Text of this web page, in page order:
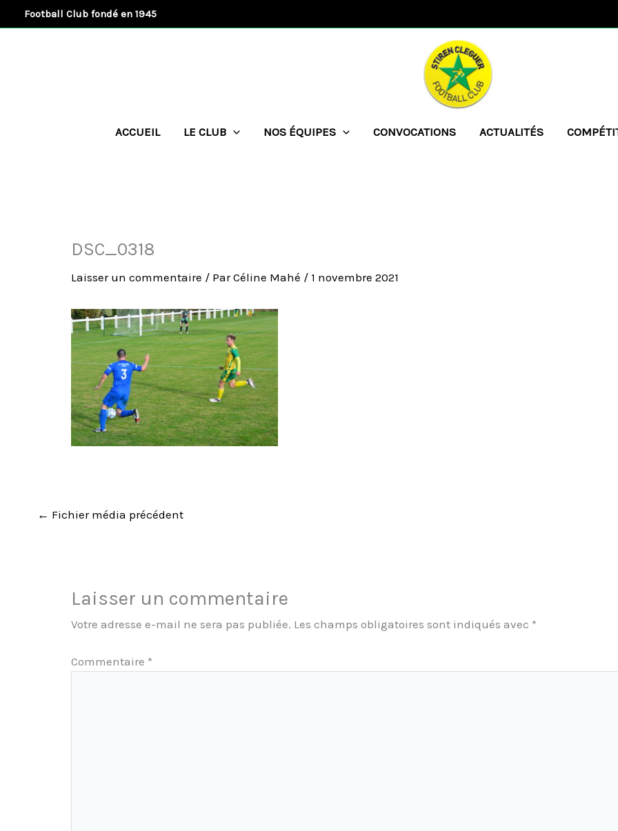
au
Football Club fondé en 1945
ACCUEIL LE CLUB NOS ÉQUIPES CONVOCATIONS ACTUALITÉS
DSC_0318
Laisser un commentaire / ParCéline Mahé / 1 novembre 2021
← Fichier média précédent
Laisser un commentaire
Votre adresse e-mail ne sera pas publiée. Les champs obligatoires sont indiqués avec *
Commentaire *